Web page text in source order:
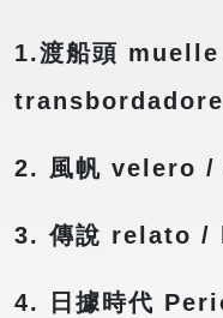
1.渡船頭
2. 風帆 velero
3. 傳說 relato /
4. 日據時代